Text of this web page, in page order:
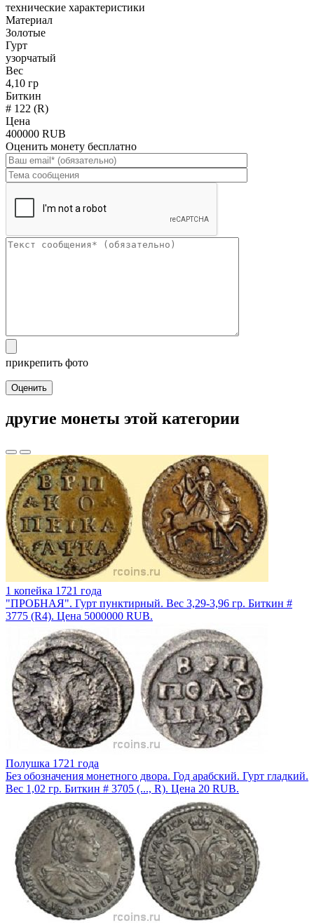
технические характеристики
Материал
Золотые
Гурт
узорчатый
Вес
4,10 гр
Биткин
# 122 (R)
Цена
400000 RUB
Оценить монету бесплатно
прикрепить фото
Оценить
другие монеты этой категории
1 копейка 1721 года
"ПРОБНАЯ". Гурт пунктирный. Вес 3,29-3,96 гр. Биткин #
3775 (R4). Цена 5000000 RUB.
Полушка 1721 года
Без обозначения монетного двора. Год арабский. Гурт гладкий.
Вес 1,02 гр. Биткин # 3705 (..., R). Цена 20 RUB.